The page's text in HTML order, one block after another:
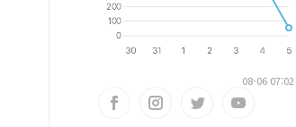
08-06 07:02